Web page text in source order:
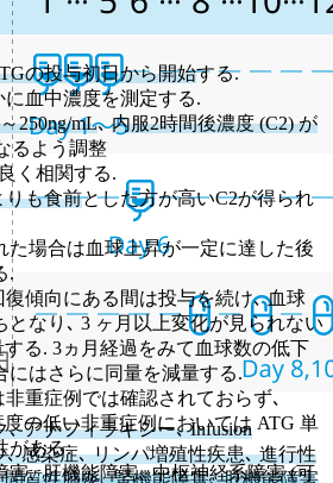
の投与初日から開始する.
血中濃度を測定する.
250ng/mL､内服2時間後濃度 (C2) が
るよう調整
く相関する.
りも食前とした方が高いC2が得られ
た場合は血球上昇が一定に達した後
.
傾向にある間は投与を続け､ 血球
となり､ 3 ヶ月以上変化が見られない
する. 3ヵ月経過をみて血球数の低下
にはさらに同量を減量する.
重症例では確認されておらず､
度の低い非重症例においては ATG 単
がある.
害､ 肝機能障害､ 中枢神経系障害 (可
､ アナフィラキシー､ Infusion
､ 感染症､ リンパ増殖性疾患､ 進行性
質性肺炎､ 腎機能障害､ 肝機能障害